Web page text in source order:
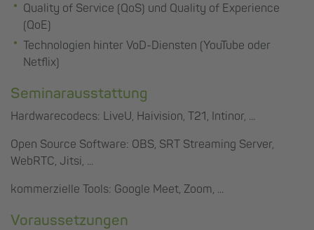
Quality of Service (QoS) und Quality of Experience
(QoE)
Technologien hinter VoD-Diensten (YouTube oder
Netflix)
Seminarausstattung
Hardwarecodecs: LiveU, Haivision, T21, Intinor, ...
Open Source Software: OBS, SRT Streaming Server,
WebRTC, Jitsi, ...
kommerzielle Tools: Google Meet, Zoom, ...
Voraussetzungen